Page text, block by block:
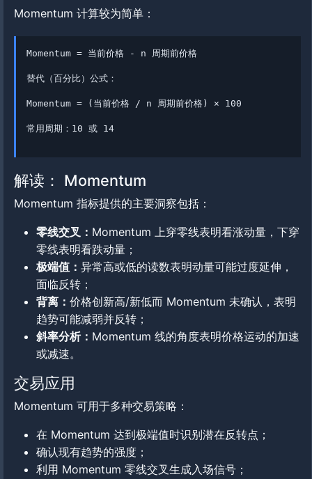
Momentum 计算较为简单：
Momentum = 当前价格 - n 周期前价格
替代（百分比）公式：
Momentum = (当前价格 / n 周期前价格) × 100
常用周期：10 或 14
解读： Momentum
Momentum 指标提供的主要洞察包括：
零线交叉： Momentum 上穿零线表明看涨动量，下穿
零线表明看跌动量；
极端值： 异常高或低的读数表明动量可能过度延伸，
面临反转；
背离： 价格创新高/新低而 Momentum 未确认，表明
趋势可能减弱并反转；
斜率分析： Momentum 线的角度表明价格运动的加速
或减速。
交易应用
Momentum 可用于多种交易策略：
在 Momentum 达到极端值时识别潜在反转点；
确认现有趋势的强度；
利用 Momentum 零线交叉生成入场信号；